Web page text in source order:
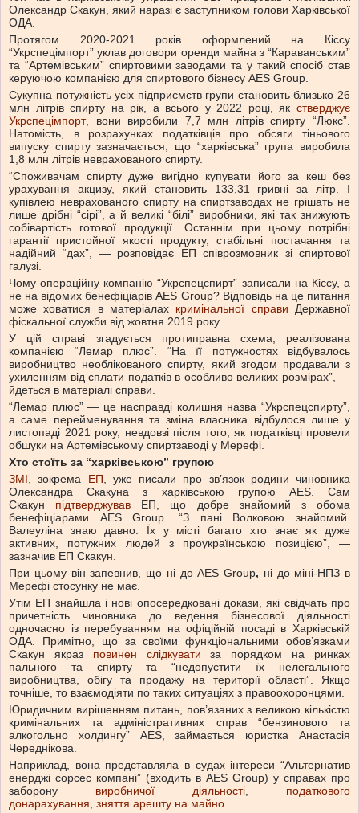
Олександр Скакун, який наразі є заступником голови Харківської
ОДА.
Протягом 2020-2021 років оформлений на Кіссу
“Укрспецімпорт” уклав договори оренди майна з “Караванським”
та “Артемівським” спиртовими заводами та у такий спосіб став
керуючою компанією для спиртового бізнесу AES Group.
Сукупна потужність усіх підприємств групи становить близько 26
млн літрів спирту на рік, а всього у 2022 році, як стверджує
Укрспецімпорт, вони виробили 7,7 млн літрів спирту “Люкс”.
Натомість, в розрахунках податківців про обсяги тіньового
випуску спирту зазначається, що “харківська” група виробила
1,8 млн літрів неврахованого спирту.
“Споживачам спирту дуже вигідно купувати його за кеш без
урахування акцизу, який становить 133,31 гривні за літр. І
купівлею неврахованого спирту на спиртзаводах не грішать не
лише дрібні “сірі”, а й великі “білі” виробники, які так знижують
собівартість готової продукції. Останнім при цьому потрібні
гарантії пристойної якості продукту, стабільні постачання та
надійний “дах”, — розповідає ЕП співрозмовник зі спиртової
галузі.
Чому операційну компанію “Укрспецспирт” записали на Кіссу, а
не на відомих бенефіціарів AES Group? Відповідь на це питання
може ховатися в матеріалах кримінальної справи Державної
фіскальної служби від жовтня 2019 року.
У цій справі згадується протиправна схема, реалізована
компанією “Лемар плюс”. “На її потужностях відбувалось
виробництво необлікованого спирту, який згодом продавали з
ухиленням від сплати податків в особливо великих розмірах”, —
йдеться в матеріалі справи.
“Лемар плюс” — це насправді колишня назва “Укрспецспирту”,
а саме перейменування та зміна власника відбулося лише у
листопаді 2021 року, невдовзі після того, як податківці провели
обшуки на Артемівському спиртзаводі у Мерефі.
Хто стоїть за “харківською” групою
ЗМІ, зокрема ЕП, уже писали про зв’язок родини чиновника
Олександра Скакуна з харківською групою AES. Сам
Скакун підтверджував ЕП, що добре знайомий з обома
бенефіціарами AES Group. “З пані Волковою знайомий.
Валеуліна знаю давно. Їх у місті багато хто знає як дуже
активних, потужних людей з проукраїнською позицією”, —
зазначив ЕП Скакун.
При цьому він запевнив, що ні до AES Group, ні до міні-НПЗ в
Мерефі стосунку не має.
Утім ЕП знайшла і нові опосередковані докази, які свідчать про
причетність чиновника до ведення бізнесової діяльності
одночасно із перебуванням на офіційній посаді в Харківській
ОДА. Примітно, що за своїми функціональними обов’язками
Скакун якраз повинен слідкувати за порядком на ринках
пального та спирту та “недопустити їх нелегального
виробництва, обігу та продажу на території області”. Якщо
точніше, то взаємодіяти по таких ситуаціях з правоохоронцями.
Юридичним вирішенням питань, пов’язаних з великою кількістю
кримінальних та адміністративних справ “бензинового та
алкогольно холдингу” AES, займається юристка Анастасія
Череднікова.
Наприклад, вона представляла в судах інтереси “Альтернатив
енерджі сорсес компані” (входить в AES Group) у справах про
заборону виробничої діяльності, податкового
донарахування, зняття арешту на майно.